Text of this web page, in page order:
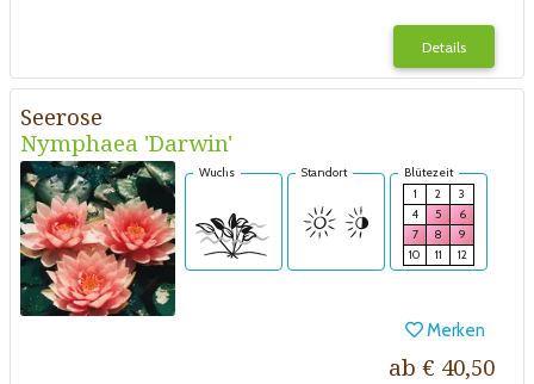
Details
Seerose
Nymphaea 'Darwin'
Wuchs Standort
Blütezeit
1
2
3
4
5
6
7
8
9
10
11 12
Merken
ab € 40,50